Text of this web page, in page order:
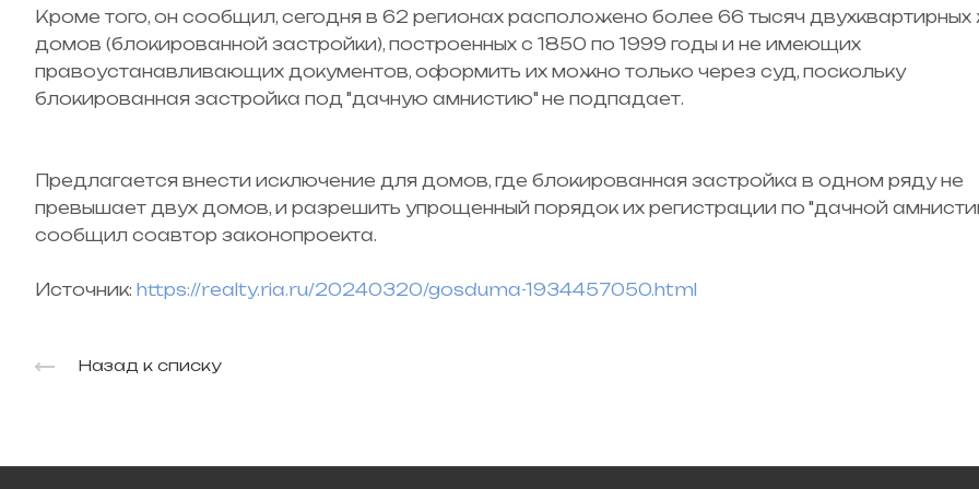
Кроме того, он сообщил, сегодня в 62 регионах расположено более 66 тысяч
домов (блокированной застройки), построенных с 1850 по 1999 годы и не имеющих
правоустанавливающих документов, оформить их можно только через суд, поскольку
блокированная застройка под "дачную амнистию" не подпадает.
Предлагается внести исключение для домов, где блокированная застройка в одном ряду не
превышает двух домов, и разрешить упрощенный порядок их регистрации по "дачной
сообщил соавтор законопроекта.
Источник: https://realty.ria.ru/20240320/gosduma-1934457050.html
Назад к списку